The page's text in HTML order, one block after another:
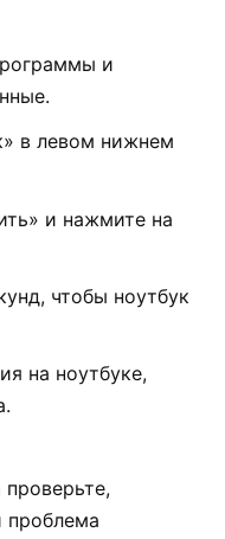
и
в левом нижнем
и нажмите на
чтобы ноутбук
на ноутбуке,
проверьте,
проблема